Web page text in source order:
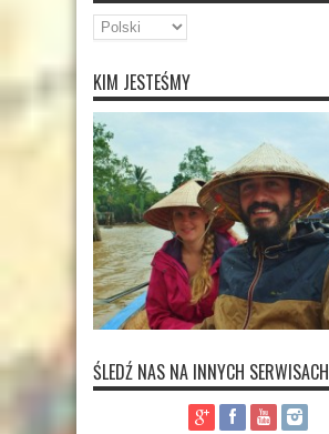
KIM JESTEŚMY
ŚLEDŹ NAS NA INNYCH SERWISACH